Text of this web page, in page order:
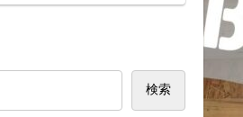
に！2×4支柱
検索